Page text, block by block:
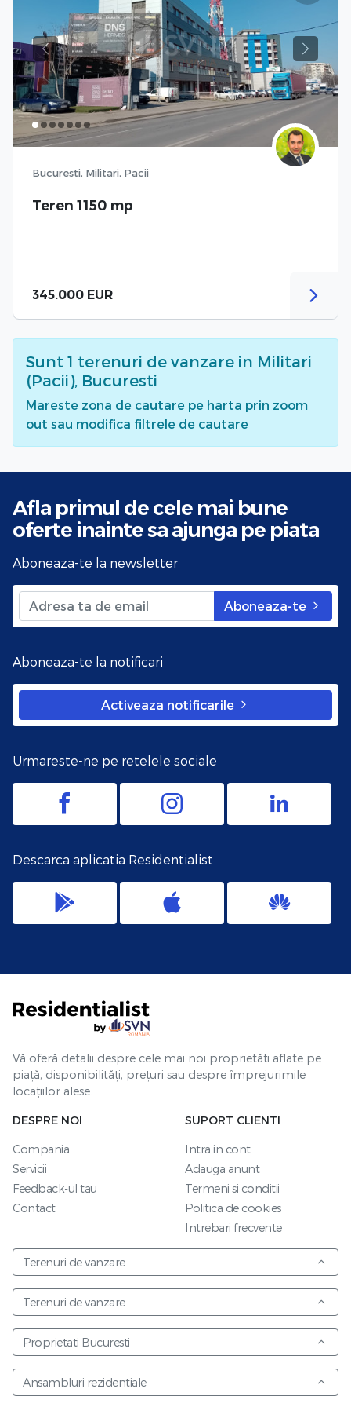
Previous Next
Bucuresti, Militari, Pacii
Teren 1150 mp
345.000 EUR
Sunt 1 terenuri de vanzare in Militari
(Pacii), Bucuresti
Mareste zona de cautare pe harta prin zoom
out sau modifica filtrele de cautare
Afla primul de cele mai bune
oferte inainte sa ajunga pe piata
Aboneaza-te la newsletter
Aboneaza-te
Aboneaza-te la notificari
Activeaza notificarile
Urmareste-ne pe retelele sociale
Descarca aplicatia Residentialist
Vă oferă detalii despre cele mai noi proprietăți aflate pe
piață, disponibilități, prețuri sau despre împrejurimile
locațiilor alese.
DESPRE NOI
Compania
Servicii
Feedback-ul tau
Contact
SUPORT CLIENTI
Intra in cont
Adauga anunt
Termeni si conditii
Politica de cookies
Intrebari frecvente
Terenuri de vanzare
Terenuri de vanzare
Proprietati Bucuresti
Ansambluri rezidentiale